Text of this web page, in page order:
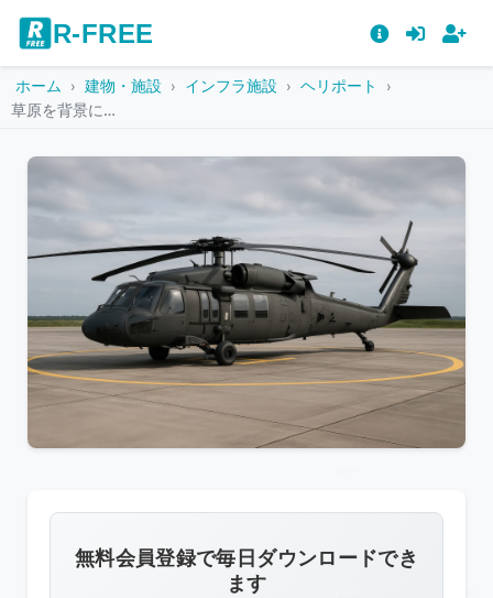
R-FREE
ホーム 建物・施設 インフラ施設
ヘリポート
草原を背景に駐機するブラックホーク型軍用ヘリコプター
像
は
無料会員登録で毎日ダウンロードでき
ます